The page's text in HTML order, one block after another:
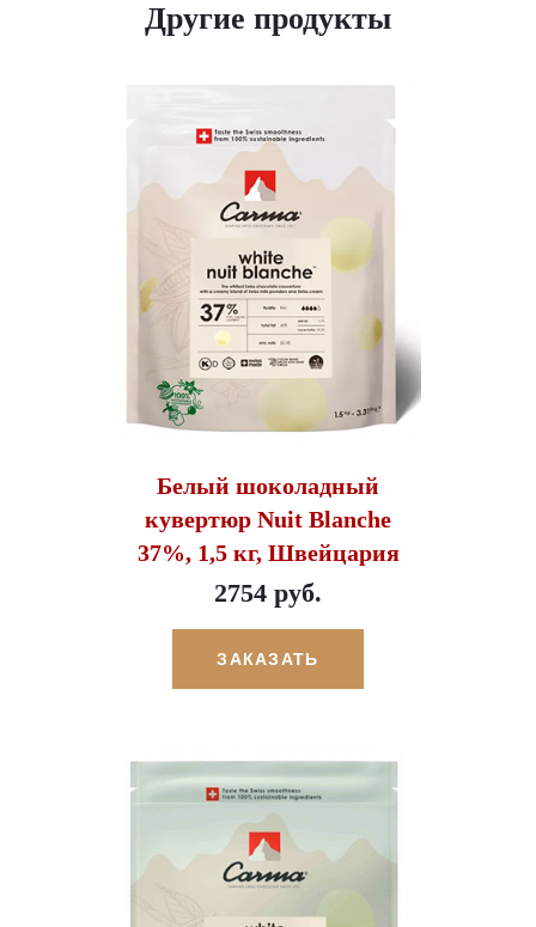
Другие продукты
Белый шоколадный
кувертюр Nuit Blanche
37%, 1,5 кг, Швейцария
2754 руб.
ЗАКАЗАТЬ